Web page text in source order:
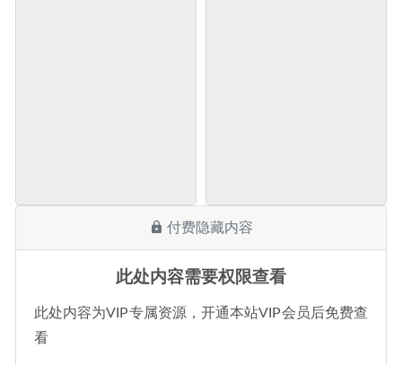
付费隐藏内容
此处内容需要权限查看
此处内容为VIP专属资源，开通本站VIP会员后免费查
看